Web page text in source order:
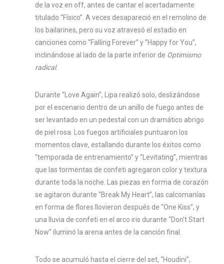
de la voz en off, antes de cantar el acertadamente
titulado “Físico”. A veces desapareció en el remolino de
los bailarines, pero su voz atravesó el estadio en
canciones como “Falling Forever” y “Happy for You”,
inclinándose al lado de la parte inferior de Optimismo
radical.
Durante “Love Again”, Lipa realizó solo, deslizándose
por el escenario dentro de un anillo de fuego antes de
ser levantado en un pedestal con un dramático abrigo
de piel rosa. Los fuegos artificiales puntuaron los
momentos clave, estallando durante los éxitos como
“temporada de entrenamiento” y “Levitating”, mientras
que las tormentas de confeti agregaron color y textura
durante toda la noche. Las piezas en forma de corazón
se agitaron durante “Break My Heart”, las calcomanías
en forma de flores llovieron después de “One Kiss”, y
una lluvia de confeti en el arco iris durante “Don't Start
Now” iluminó la arena antes de la canción final.
Todo se acumuló hasta el cierre del set, “Houdini”,